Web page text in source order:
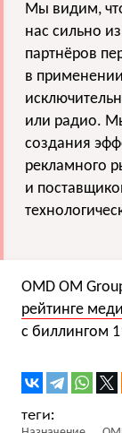
Мы видим,
нас сильно
партнёров
в
или радио.
создания
рекламного
и
OMD OM
рейтинге
c биллингом